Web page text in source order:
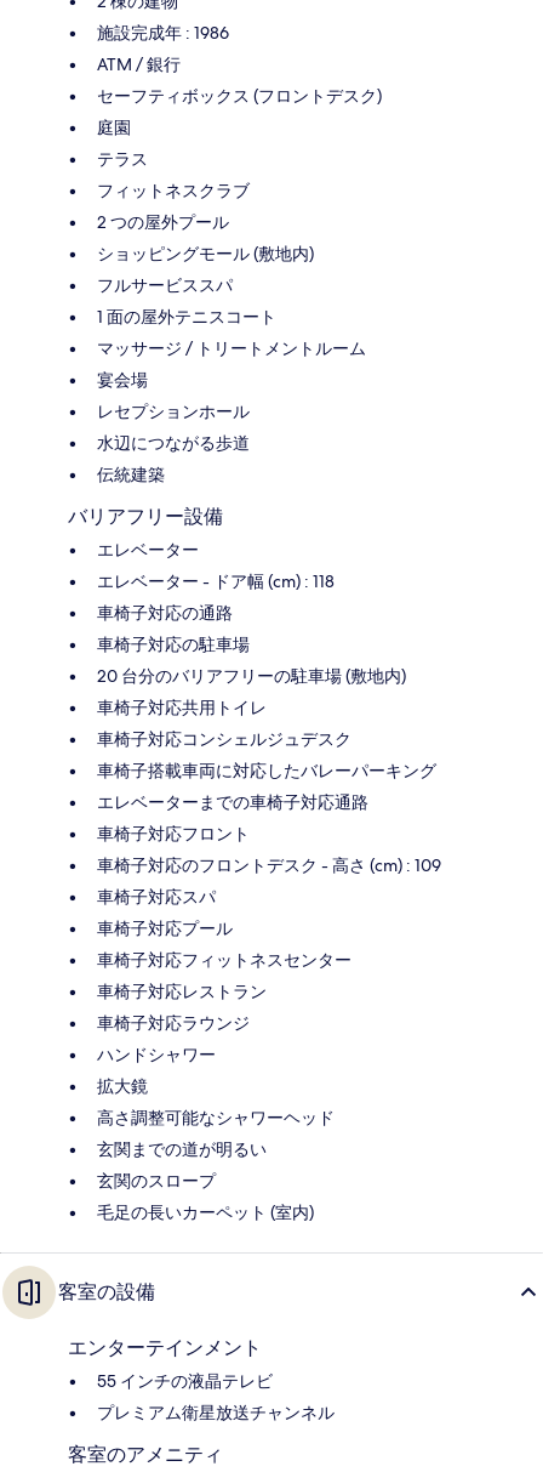
施設完成年 : 1986
ATM / 銀行
セーフティボックス (フロントデスク)
庭園
テラス
フィットネスクラブ
2 つの屋外プール
ショッピングモール (敷地内)
フルサービススパ
1 面の屋外テニスコート
マッサージ / トリートメントルーム
宴会場
レセプションホール
水辺につながる歩道
伝統建築
バリアフリー設備
エレベーター
エレベーター - ドア幅 (cm) : 118
車椅子対応の通路
車椅子対応の駐車場
20 台分のバリアフリーの駐車場 (敷地内)
車椅子対応共用トイレ
車椅子対応コンシェルジュデスク
車椅子搭載車両に対応したバレーパーキング
エレベーターまでの車椅子対応通路
車椅子対応フロント
車椅子対応のフロントデスク - 高さ (cm) : 109
車椅子対応スパ
車椅子対応プール
車椅子対応フィットネスセンター
車椅子対応レストラン
車椅子対応ラウンジ
ハンドシャワー
拡大鏡
高さ調整可能なシャワーヘッド
玄関までの道が明るい
玄関のスロープ
毛足の長いカーペット (室内)
客室の設備
エンターテインメント
55 インチの液晶テレビ
プレミアム衛星放送チャンネル
客室のアメニティ